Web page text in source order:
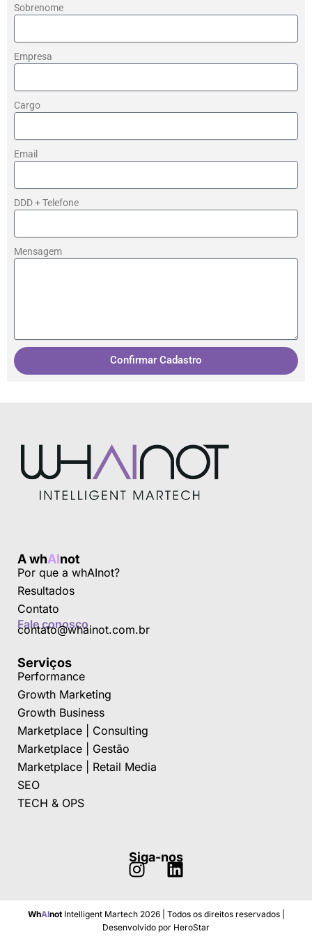
Sobrenome
Empresa
Cargo
Email
DDD + Telefone
Mensagem
Confirmar Cadastro
A whAInot
Por que a whAInot?
Resultados
Contato
Fale conosco
contato@whainot.com.br
Serviços
Performance
Growth Marketing
Growth Business
Marketplace | Consulting
Marketplace | Gestão
Marketplace | Retail Media
SEO
TECH & OPS
Siga-nos
I
n
t
a
L
i
k
e
WhAInotIntelligent Martech 2026 | Todos os direitos reservados |
Desenvolvido por HeroStar